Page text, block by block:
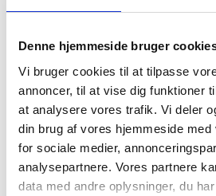
Denne hjemmeside bruger
Vi bruger cookies til at tilpasse
annoncer, til at vise dig funktioner
at analysere vores trafik. Vi deler
din brug af vores hjemmeside med
for sociale medier,
analysepartnere. Vores partnere
data med andre oplysninger, du
Hvorfor er vi den
Igennem de sidste 10 år har vi
20.000 husstande med
lært lige præcis, hvad vi skal
en stoppet kloak, stoppet
stoppet toilet.
Derfor har vi lanceret
hvor du kan få fri kloakservice